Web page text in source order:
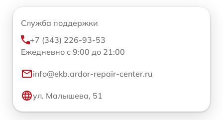
Служба поддержки
+7 (343) 226-93-53
Ежедневно с 9:00 до 21:00
info@ekb.ardor-repair-center.ru
ул. Малышева, 51